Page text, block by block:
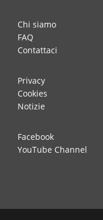
Chi siamo
FAQ
Contattaci
Privacy
Cookies
Notizie
Facebook
YouTube Channel